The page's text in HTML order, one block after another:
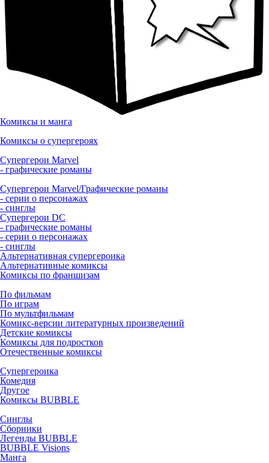
Комиксы и манга
Комиксы о супергероях
Супергерои Marvel
- графические романы
Супергерои Marvel/Графические романы
- серии о персонажах
- синглы
Супергерои DC
- графические романы
- серии о персонажах
- синглы
Альтернативная супергероика
Альтернативные комиксы
Комиксы по франшизам
По фильмам
По играм
По мультфильмам
Комикс-версии литературных произведений
Детские комиксы
Комиксы для подростков
Отечественные комиксы
Супергероика
Комедия
Другое
Комиксы BUBBLE
Синглы
Сборники
Легенды BUBBLE
BUBBLE Visions
Манга